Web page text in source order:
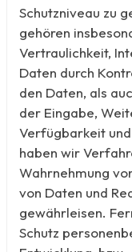
Schutzniveau zu
gehören
Vertraulichkeit,
Daten durch
den Daten, als
der Eingabe,
Verfügbarkeit
haben wir
Wahrnehmung
von Daten und
gewährleisen.
Schutz